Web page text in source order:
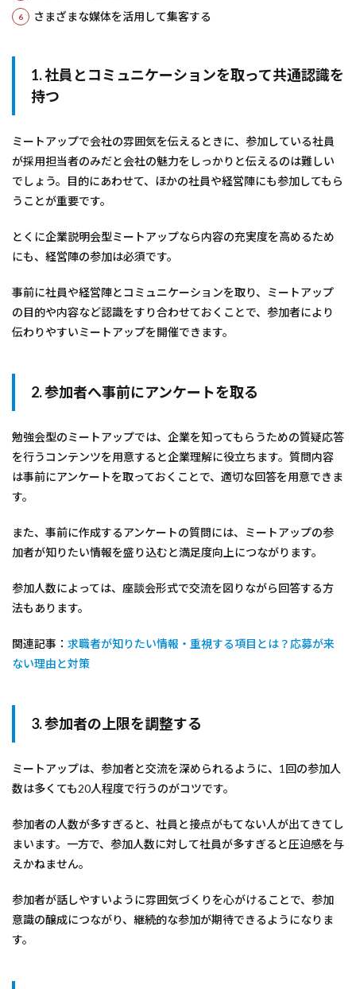
さまざまな媒体を活用して集客する
1. 社員とコミュニケーションを取って共通認識を
持つ
ミートアップで会社の雰囲気を伝えるときに、参加している社員
が採用担当者のみだと会社の魅力をしっかりと伝えるのは難しい
でしょう。目的にあわせて、ほかの社員や経営陣にも参加してもら
うことが重要です。
とくに企業説明会型ミートアップなら内容の充実度を高めるため
にも、経営陣の参加は必須です。
事前に社員や経営陣とコミュニケーションを取り、ミートアップ
の目的や内容など認識をすり合わせておくことで、参加者により
伝わりやすいミートアップを開催できます。
2. 参加者へ事前にアンケートを取る
勉強会型のミートアップでは、企業を知ってもらうための質疑応答
を行うコンテンツを用意すると企業理解に役立ちます。質問内容
は事前にアンケートを取っておくことで、適切な回答を用意できま
す。
また、事前に作成するアンケートの質問には、ミートアップの参
加者が知りたい情報を盛り込むと満足度向上につながります。
参加人数によっては、座談会形式で交流を図りながら回答する方
法もあります。
関連記事： 求職者が知りたい情報・重視する項目とは？応募が来
ない理由と対策
3. 参加者の上限を調整する
ミートアップは、参加者と交流を深められるように、1回の参加人
数は多くても20人程度で行うのがコツです。
参加者の人数が多すぎると、社員と接点がもてない人が出てきてし
まいます。一方で、参加人数に対して社員が多すぎると圧迫感を与
えかねません。
参加者が話しやすいように雰囲気づくりを心がけることで、参加
意識の醸成につながり、継続的な参加が期待できるようになりま
す。